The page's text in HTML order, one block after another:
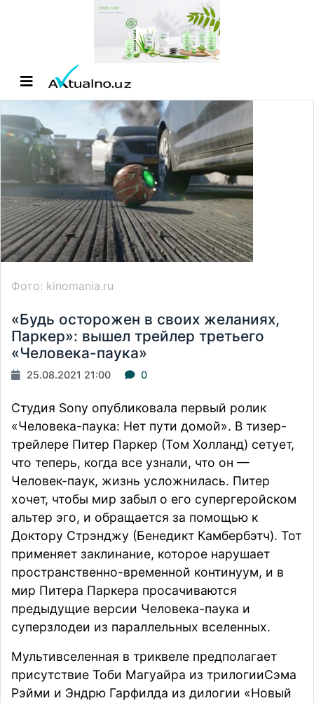
Фото: kinomania.ru
«Будь осторожен в своих желаниях,
Паркер»: вышел трейлер третьего
«Человека-паука»
25.08.2021 21:00 0
Студия Sony опубликовала первый ролик
«Человека-паука: Нет пути домой». В тизер-
трейлере Питер Паркер (Том Холланд) сетует,
что теперь, когда все узнали, что он —
Человек-паук, жизнь усложнилась. Питер
хочет, чтобы мир забыл о его супергеройском
альтер эго, и обращается за помощью к
Доктору Стрэнджу (Бенедикт Камбербэтч). Тот
применяет заклинание, которое нарушает
пространственно-временной континуум, и в
мир Питера Паркера просачиваются
предыдущие версии Человека-паука и
суперзлодеи из параллельных вселенных.
Мультивселенная в триквеле предполагает
присутствие Тоби Магуайра из трилогииСэма
Рэйми и Эндрю Гарфилда из дилогии «Новый